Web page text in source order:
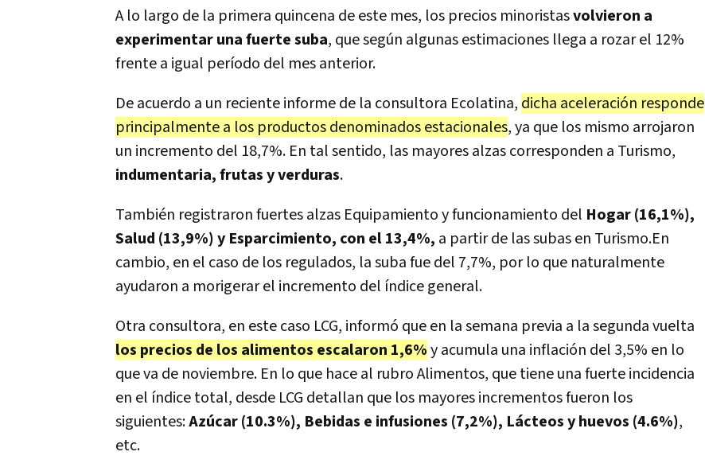
A lo largo de la primera quincena de este mes, los precios minoristasvolvieron a
experimentar una fuerte suba, que según algunas estimaciones llega a rozar el 12%
frente a igual período del mes anterior.
De acuerdo a un reciente informe de la consultora Ecolatina, dicha aceleración responde
principalmente a los productos denominados estacionales, ya que los mismo arrojaron
un incremento del 18,7%. En tal sentido, las mayores alzas corresponden a Turismo,
indumentaria, frutas y verduras.
También registraron fuertes alzas Equipamiento y funcionamiento del Hogar (16,1%),
Salud (13,9%) y Esparcimiento, con el 13,4%, a partir de las subas en Turismo.En
cambio, en el caso de los regulados, la suba fue del 7,7%, por lo que naturalmente
ayudaron a morigerar el incremento del índice general.
Otra consultora, en este caso LCG, informó que en la semana previa a la segunda vuelta
los precios de los alimentos escalaron 1,6%y acumula una inflación del 3,5% en lo
que va de noviembre. En lo que hace al rubro Alimentos, que tiene una fuerte incidencia
en el índice total, desde LCG detallan que los mayores incrementos fueron los
siguientes:Azúcar (10.3%), Bebidas e infusiones (7,2%), Lácteos y huevos (4.6%),
etc.